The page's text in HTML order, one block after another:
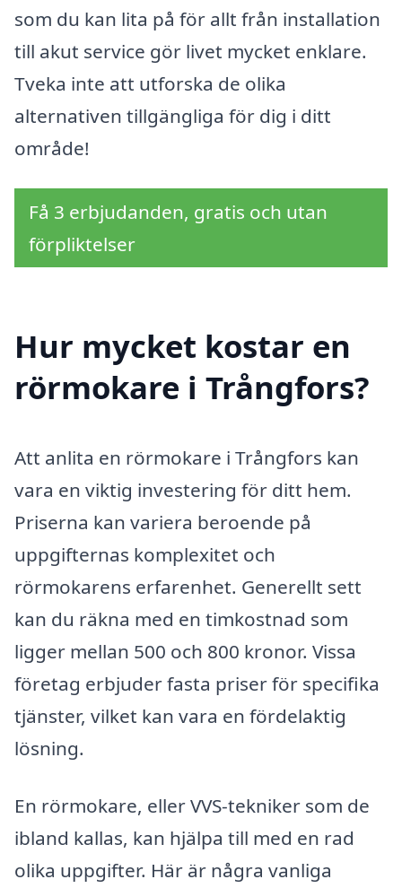
som du kan lita på för allt från installation
till akut service gör livet mycket enklare.
Tveka inte att utforska de olika
alternativen tillgängliga för dig i ditt
område!
Få 3 erbjudanden, gratis och utan
förpliktelser
Hur mycket kostar en
rörmokare i Trångfors?
Att anlita en rörmokare i Trångfors kan
vara en viktig investering för ditt hem.
Priserna kan variera beroende på
uppgifternas komplexitet och
rörmokarens erfarenhet. Generellt sett
kan du räkna med en timkostnad som
ligger mellan 500 och 800 kronor. Vissa
företag erbjuder fasta priser för specifika
tjänster, vilket kan vara en fördelaktig
lösning.
En rörmokare, eller VVS-tekniker som de
ibland kallas, kan hjälpa till med en rad
olika uppgifter. Här är några vanliga